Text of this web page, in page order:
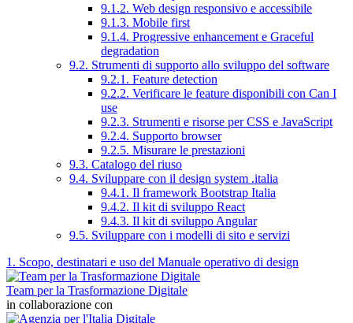
9.1.2. Web design responsivo e accessibile
9.1.3. Mobile first
9.1.4. Progressive enhancement e Graceful
degradation
9.2. Strumenti di supporto allo sviluppo del software
9.2.1. Feature detection
9.2.2. Verificare le feature disponibili con Can I
use
9.2.3. Strumenti e risorse per CSS e JavaScript
9.2.4. Supporto browser
9.2.5. Misurare le prestazioni
9.3. Catalogo del riuso
9.4. Sviluppare con il design system .italia
9.4.1. Il framework Bootstrap Italia
9.4.2. Il kit di sviluppo React
9.4.3. Il kit di sviluppo Angular
9.5. Sviluppare con i modelli di sito e servizi
1. Scopo, destinatari e uso del Manuale operativo di design
Team per la Trasformazione Digitale
in collaborazione con